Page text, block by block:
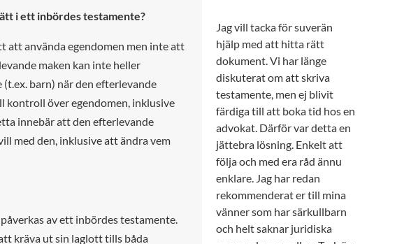
i ett inbördes testamente?
att använda egendomen men inte att
maken kan inte heller
barn) när den efterlevande
kontroll över egendomen, inklusive
innebär att den efterlevande
med den, inklusive att ändra vem
av ett inbördes testamente.
kräva ut sin laglott tills båda
Jag vill tacka för suverän
hjälp med att hitta rätt
dokument. Vi har länge
diskuterat om att skriva
testamente, men ej blivit
färdiga till att boka tid hos en
advokat. Därför var detta en
jättebra lösning. Enkelt att
följa och med era råd ännu
enklare. Jag har redan
rekommenderat er till mina
vänner som har särkullbarn
och helt saknar juridiska